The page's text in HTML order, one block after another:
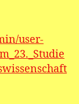
user-